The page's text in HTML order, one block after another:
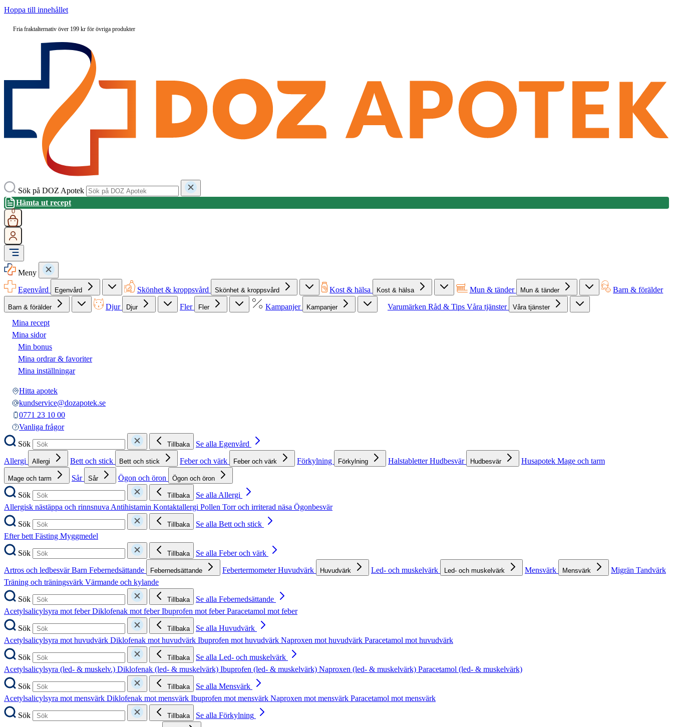
Hoppa till innehållet
Fria fraktalternativ över 199 kr för övriga produkter
Sök på DOZ Apotek
Hämta ut recept
0
Meny
Egenvård
Egenvård Skönhet & kroppsvård Skönhet & kroppsvård Kost & hälsa Kost & hälsa Mun & tänder Mun & tänder Barn & förälder
Barn & förälder Djur Djur Fler Fler Kampanjer Kampanjer Varumärken Råd & Tips Våra tjänster Våra tjänster
Mina recept
Mina sidor
Min bonus
Mina ordrar & favoriter
Mina inställningar
Hitta apotek
kundservice@dozapotek.se
0771 23 10 00
Vanliga frågor
Sök
Tillbaka
Se alla Egenvård
Allergi
Allergi Bett och stick Bett och stick Feber och värk Feber och värk Förkylning Förkylning HalstabletterHudbesvär Hudbesvär Husapotek Mage och tarm
Mage och tarm Sår Sår Ögon och öron Ögon och öron
Sök Tillbaka
Se alla Allergi
Allergisk nästäppa och rinnsnuva Antihistamin Kontaktallergi Pollen Torr och irriterad näsa Ögonbesvär
Sök
Tillbaka
Se alla Bett och stick
Efter bett Fästing Myggmedel
Sök
Tillbaka
Se alla Feber och värk
Artros och ledbesvärBarn Febernedsättande Febernedsättande FebertermometerHuvudvärk Huvudvärk Led- och muskelvärk Led- och muskelvärk Mensvärk Mensvärk Migrän Tandvärk
Träning och träningsvärk Värmande och kylande
Sök
Tillbaka
Se alla Febernedsättande
Acetylsalicylsyra mot feberDiklofenak mot feberIbuprofen mot feberParacetamol mot feber
Sök
Tillbaka
Se alla Huvudvärk
Acetylsalicylsyra mot huvudvärk Diklofenak mot huvudvärk Ibuprofen mot huvudvärk Naproxen mot huvudvärk Paracetamol mot huvudvärk
Sök
Tillbaka
Se alla Led- och muskelvärk
Acetylsalicylsyra (led- & muskelv.) Diklofenak (led- & muskelvärk) Ibuprofen (led- & muskelvärk) Naproxen (led- & muskelvärk) Paracetamol (led- & muskelvärk)
Sök
Tillbaka
Se alla Mensvärk
Acetylsalicylsyra mot mensvärk Diklofenak mot mensvärk Ibuprofen mot mensvärk Naproxen mot mensvärk Paracetamol mot mensvärk
Sök
Tillbaka
Se alla Förkylning